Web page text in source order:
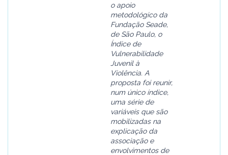
o apoio
metodológico da
Fundação Seade,
de São Paulo, o
Índice de
Vulnerabilidade
Juvenil à
Violência. A
proposta foi reunir,
num único índice,
uma série de
variáveis que são
mobilizadas na
explicação da
associação e
envolvimentos de